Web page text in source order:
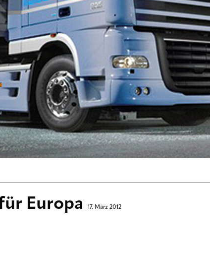
Europa 17. März 2012